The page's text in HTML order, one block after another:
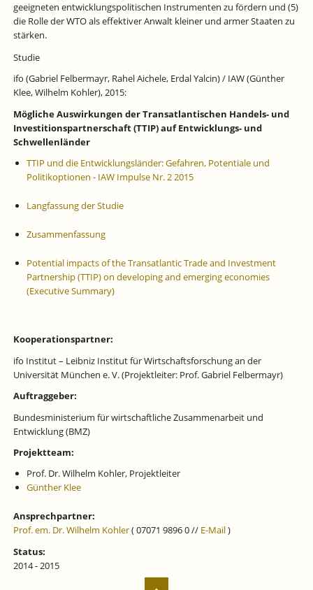
geeigneten entwicklungspolitischen Instrumenten zu fördern und (5)
die Rolle der WTO als effektiver Anwalt kleiner und armer Staaten zu
stärken.
Studie
ifo (Gabriel Felbermayr, Rahel Aichele, Erdal Yalcin) / IAW (Günther
Klee, Wilhelm Kohler), 2015:
Mögliche Auswirkungen der Transatlantischen Handels- und
Investitionspartnerschaft (TTIP) auf Entwicklungs- und
Schwellenländer
TTIP und die Entwicklungsländer: Gefahren, Potentiale und
Politikoptionen - IAW Impulse Nr. 2 2015
Langfassung der Studie
Zusammenfassung
Potential impacts of the Transatlantic Trade and Investment
Partnership (TTIP) on developing and emerging economies
(Executive Summary)
Kooperationspartner:
ifo Institut – Leibniz Institut für Wirtschaftsforschung an der
Universität München e. V. (Projektleiter: Prof. Gabriel Felbermayr)
Auftraggeber:
Bundesministerium für wirtschaftliche Zusammenarbeit und
Entwicklung (BMZ)
Projektteam:
Prof. Dr. Wilhelm Kohler, Projektleiter
Günther Klee
Ansprechpartner:
Prof. em. Dr. Wilhelm Kohler( 07071 9896 0 // E-Mail)
Status:
2014 - 2015